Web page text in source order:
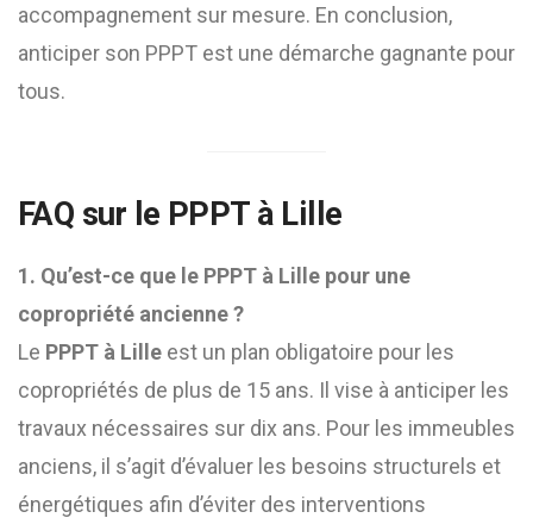
accompagnement sur mesure. En conclusion,
anticiper son PPPT est une démarche gagnante pour
tous.
FAQ sur le PPPT à Lille
1. Qu’est-ce que le PPPT à Lille pour une
copropriété ancienne ?
Le PPPT à Lille est un plan obligatoire pour les
copropriétés de plus de 15 ans. Il vise à anticiper les
travaux nécessaires sur dix ans. Pour les immeubles
anciens, il s’agit d’évaluer les besoins structurels et
énergétiques afin d’éviter des interventions